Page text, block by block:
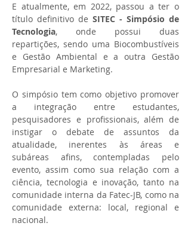
E atualmente, em 2022, passou a ter o
título definitivo de SITEC - Simpósio de
Tecnologia, onde possui duas
repartições, sendo uma Biocombustíveis
e Gestão Ambiental e a outra Gestão
Empresarial e Marketing.
O simpósio tem como objetivo promover
a integração entre estudantes,
pesquisadores e profissionais, além de
instigar o debate de assuntos da
atualidade, inerentes às áreas e
subáreas afins, contempladas pelo
evento, assim como sua relação com a
ciência, tecnologia e inovação, tanto na
comunidade interna da Fatec-JB, como na
comunidade externa: local, regional e
nacional.